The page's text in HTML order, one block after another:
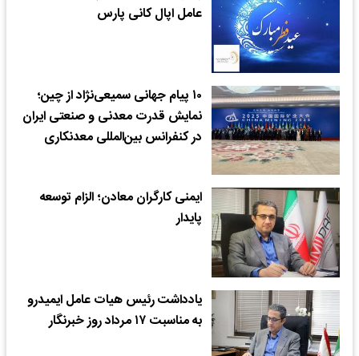
عامل اپال کانی پارس
۱۰ پیام جهانی سمیعی‌نژاد از چین؛
نمایش قدرت معدنی و صنعتی ایران
در کنفرانس بین‌المللی معدنکاری
ایمنی کارگران معادن؛ الزام توسعه
پایدار
یادداشت رئیس هیات عامل ایمیدرو
به مناسبت ۱۷ مرداد روز خبرنگار